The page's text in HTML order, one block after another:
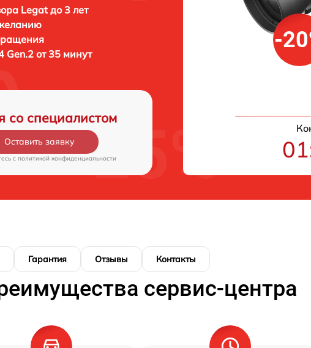
Legat до 3 лет
Gen.2 от 35 минут
со специалистом
Оставить заявку
c политикой конфиденциальности
-
Гарантия Отзывы Контакты
сервис-центра